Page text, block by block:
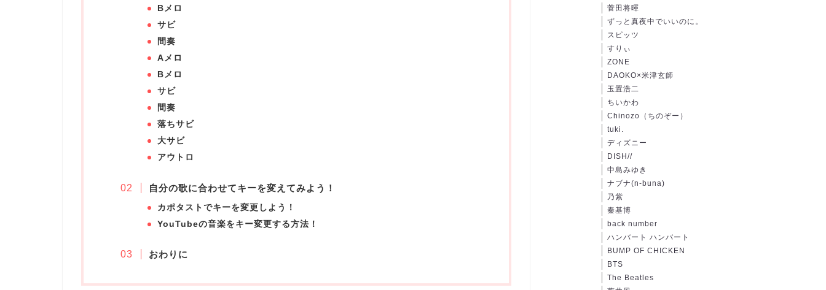
Bメロ
サビ
間奏
Aメロ
Bメロ
サビ
間奏
落ちサビ
大サビ
アウトロ
自分の歌に合わせてキーを変えてみよう！
カポタストでキーを変更しよう！
YouTubeの音楽をキー変更する方法！
おわりに
菅田将暉
ずっと真夜中でいいのに。
スピッツ
すりぃ
ZONE
DAOKO×米津玄師
玉置浩二
ちいかわ
Chinozo（ちのぞー）
tuki.
ディズニー
DISH//
中島みゆき
ナブナ(n-buna)
乃紫
秦基博
back number
ハンバート ハンバート
BUMP OF CHICKEN
BTS
The Beatles